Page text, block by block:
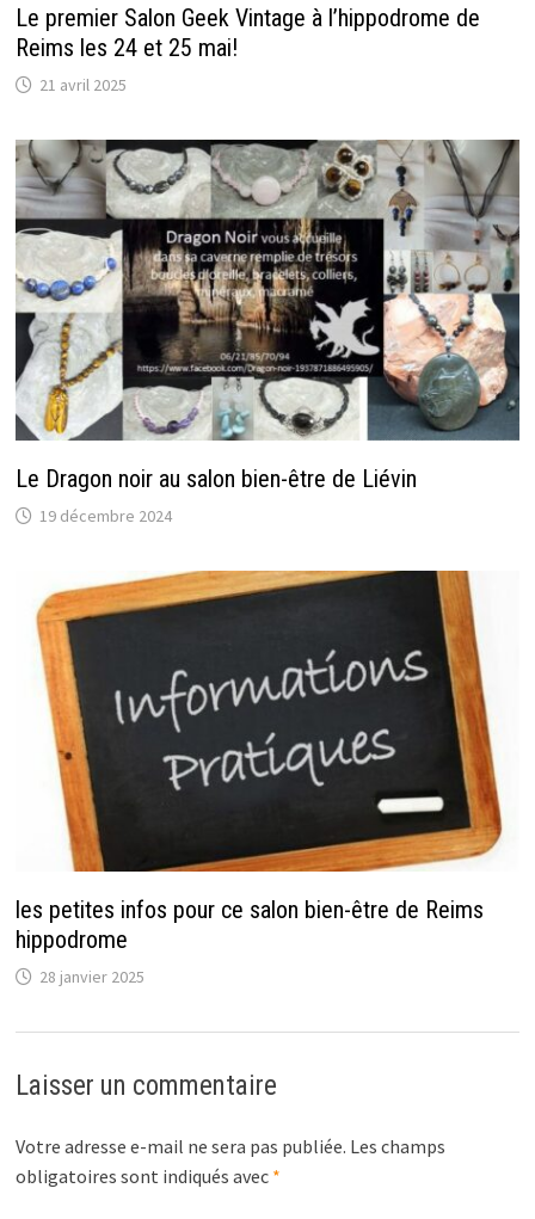
Le premier Salon Geek Vintage à l’hippodrome de
Reims les 24 et 25 mai!
21 avril 2025
Le Dragon noir au salon bien-être de Liévin
19 décembre 2024
les petites infos pour ce salon bien-être de Reims
hippodrome
28 janvier 2025
Laisser un commentaire
Votre adresse e-mail ne sera pas publiée. Les champs
obligatoires sont indiqués avec *